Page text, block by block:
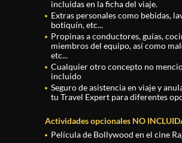
incluidas en la ficha del viaje.
Extras personales como bebidas,
botiquín, etc...
Propinas a conductores, guías,
miembros del equipo, así como
etc...
Cualquier otro concepto no
incluido
Seguro de asistencia en viaje y
tu Travel Expert para diferentes
Actividades opcionales NO
Película de Bollywood en el cine